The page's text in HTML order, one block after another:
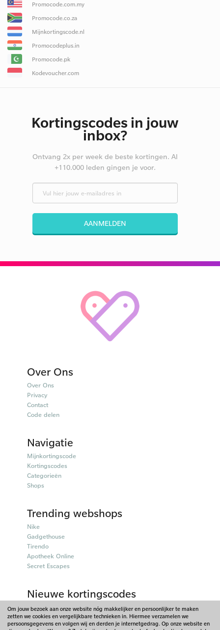
Promocode.com.my
Promocode.co.za
Mijnkortingscode.nl
Promocodeplus.in
Promocode.pk
Kodevoucher.com
Kortingscodes in jouw
inbox?
Ontvang 2x per week de beste kortingen. Al
+110.000 leden gingen je voor.
AANMELDEN
Over Ons
Over Ons
Privacy
Contact
Code delen
Navigatie
Mijnkortingscode
Kortingscodes
Categorieën
Shops
Trending webshops
Nike
Gadgethouse
Tirendo
Apotheek Online
Secret Escapes
Nieuwe kortingscodes
Parfumado kortingscodes
Fitpen kortingscodes
Tiqets kortingscodes
Om jouw bezoek aan onze website nóg makkelijker en persoonlijker te maken
zetten we cookies en vergelijkbare technieken in. Hiermee verzamelen we
persoonsgegevens en volgen wij en derden je internetgedrag. Op onze website en